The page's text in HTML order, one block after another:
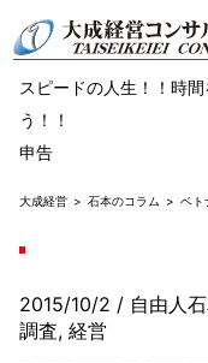
スピードの人生！！時
う！！
申告
大成経営 石本のコラム ベト
2015/10/2 / 自由人
調査, 経営